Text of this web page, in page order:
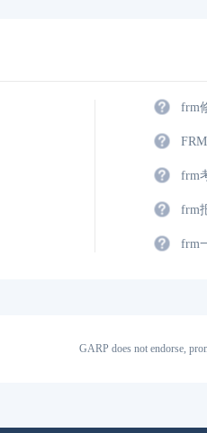
frm
frm
frm
frm
GARP does not endorse,